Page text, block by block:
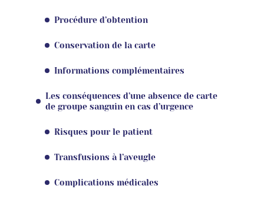
Procédure d’obtention
Conservation de la carte
Informations complémentaires
Les conséquences d’une absence de carte
de groupe sanguin en cas d’urgence
Risques pour le patient
Transfusions à l’aveugle
Complications médicales